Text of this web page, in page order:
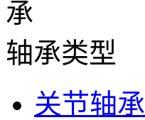
轴承类型
关节轴承